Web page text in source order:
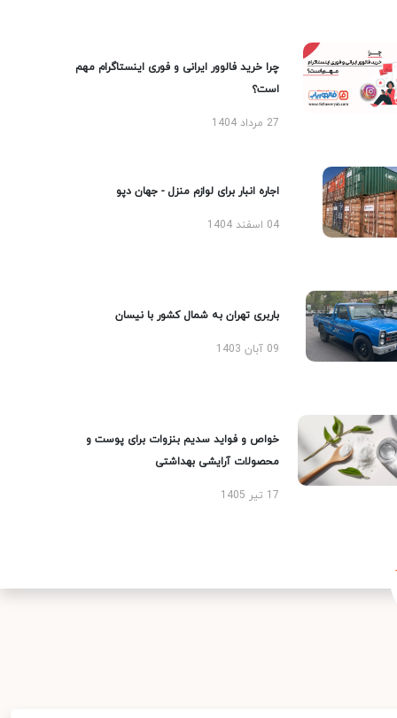
چرا خرید فالوور ایرانی و فوری اینستاگرام مهم
است؟
27 مرداد 1404
اجاره انبار برای لوازم منزل - جهان دپو
04 اسفند 1404
باربری تهران به شمال کشور با نیسان
09 آبان 1403
خواص و فواید سدیم بنزوات برای پوست و
محصولات آرایشی بهداشتی
17 تیر 1405